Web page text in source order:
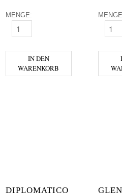
MENGE:
BELVEDERE MINI MENGE
IN DEN
WARENKORB
DIPLOMATICO